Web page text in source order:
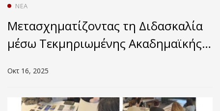
ΝΈΑ
Μετασχηματίζοντας τη Διδασκαλία
μέσω Τεκμηριωμένης Ακαδημαϊκής
Οκτ 16, 2025